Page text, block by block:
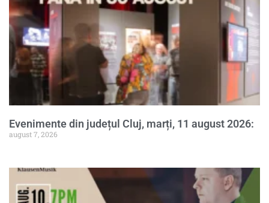
Evenimente din județul Cluj, marți, 11 august 2026:
august 7, 2026